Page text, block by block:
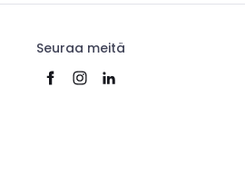
Seuraa meitä